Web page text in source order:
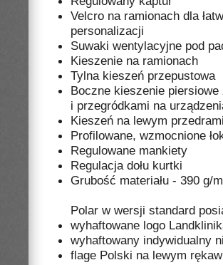
Velcro na ramionach dla
personalizacji
Suwaki wentylacyjne pod
Kieszenie na ramionach
Tylna kieszeń przepustowa
Boczne kieszenie
i przegródkami na
Kieszeń na lewym
Profilowane, wzmocnione
Regulowane mankiety
Regulacja dołu kurtki
Grubość materiału - 390 g/
Polar w wersji standard
wyhaftowane logo
wyhaftowany indywidualny
flage Polski na lewym